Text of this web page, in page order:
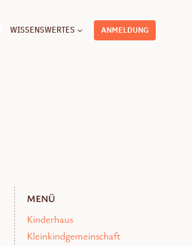
WISSENSWERTES ANMELDUNG
MENÜ
Kinderhaus
Kleinkindgemeinschaft